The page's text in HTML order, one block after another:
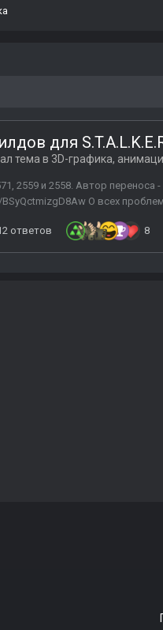
для
тема в 3D-графика,
2559 и 2558. Автор переноса
О всех
ответов 8